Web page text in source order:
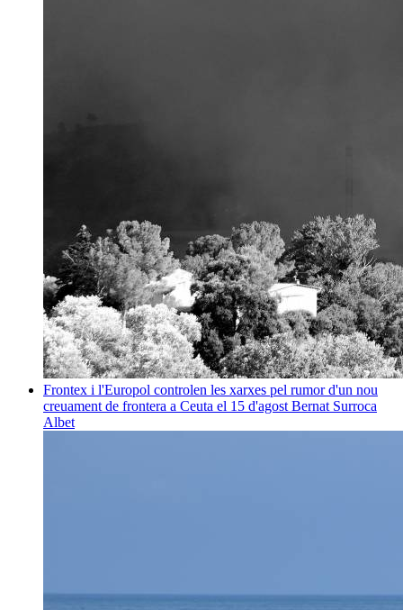
Frontex i l'Europol controlen les xarxes pel rumor d'un nou
creuament de frontera a Ceuta el 15 d'agostBernat Surroca
Albet